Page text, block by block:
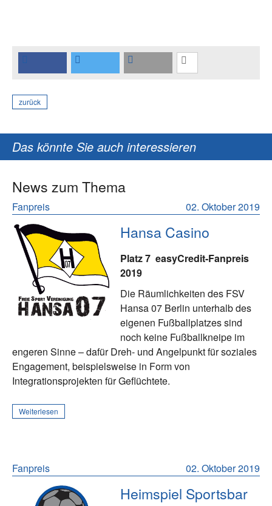
zurück
Das könnte Sie auch interessieren
News zum Thema
02. Oktober 2019
Fanpreis
Hansa Casino
Platz 7 easyCredit-Fanpreis
2019
Die Räumlichkeiten des FSV
Hansa 07 Berlin unterhalb des
eigenen Fußballplatzes sind
noch keine Fußballkneipe im
engeren Sinne – dafür Dreh- und Angelpunkt für soziales
Engagement, beispielsweise in Form von
Integrationsprojekten für Geflüchtete.
Weiterlesen
02. Oktober 2019
Fanpreis
Heimspiel Sportsbar